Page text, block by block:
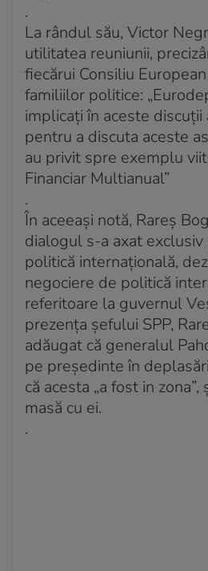
.
La rândul său, Victor
utilitatea reuniunii,
fiecărui Consiliu
familiilor politice:
implicați în aceste
pentru a discuta aceste
au privit spre exemplu
Financiar Multianual”
.
În aceeași notă, Rareș
dialogul s-a axat
politică internațională,
negociere de politică
referitoare la guvernul
prezența șefului SPP,
adăugat că generalul
pe președinte în
că acesta „a fost in
masă cu ei.
.